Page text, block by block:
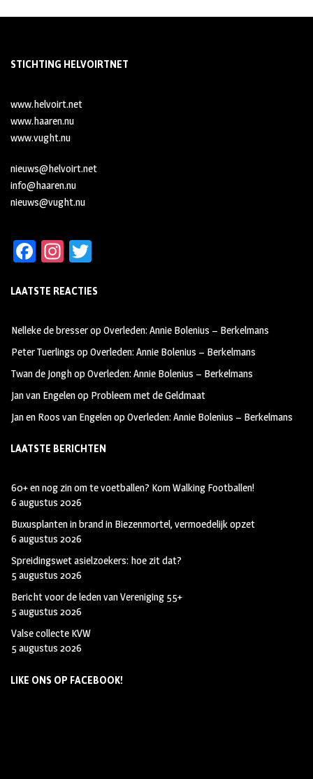
STICHTING HELVOIRTNET
www.helvoirt.net
www.haaren.nu
www.vught.nu
nieuws@helvoirt.net
info@haaren.nu
nieuws@vught.nu
Fa
b
oo
k
In
ag
m
tt
LAATSTE REACTIES
Nelleke de bresseropOverleden: Annie Bolenius – Berkelmans
Peter Tuerlings opOverleden: Annie Bolenius – Berkelmans
Twan de JonghopOverleden: Annie Bolenius – Berkelmans
Jan van Engelenop Probleem met de Geldmaat
Jan en Roos van EngelenopOverleden: Annie Bolenius – Berkelmans
LAATSTE BERICHTEN
60+ en nog zin om te voetballen? Kom Walking Footballen!
6 augustus 2026
Buxusplanten in brand in Biezenmortel, vermoedelijk opzet
6 augustus 2026
Spreidingswet asielzoekers: hoe zit dat?
5 augustus 2026
Bericht voor de leden van Vereniging 55+
5 augustus 2026
Valse collecte KVW
5 augustus 2026
LIKE ONS OP FACEBOOK!